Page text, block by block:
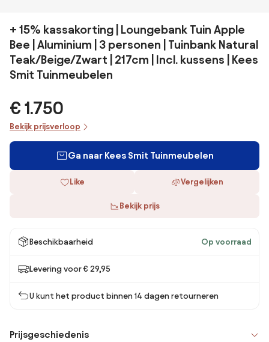
+ 15% kassakorting | Loungebank Tuin Apple
Bee | Aluminium | 3 personen | Tuinbank Natural
Teak/Beige/Zwart | 217cm | Incl. kussens | Kees
Smit Tuinmeubelen
€ 1.750
Bekijk prijsverloop
Ga naar Kees Smit Tuinmeubelen
Like Vergelijken
Bekijk prijs
Beschikbaarheid Op voorraad
Levering voor € 29,95
U kunt het product binnen 14 dagen retourneren
Prijsgeschiedenis